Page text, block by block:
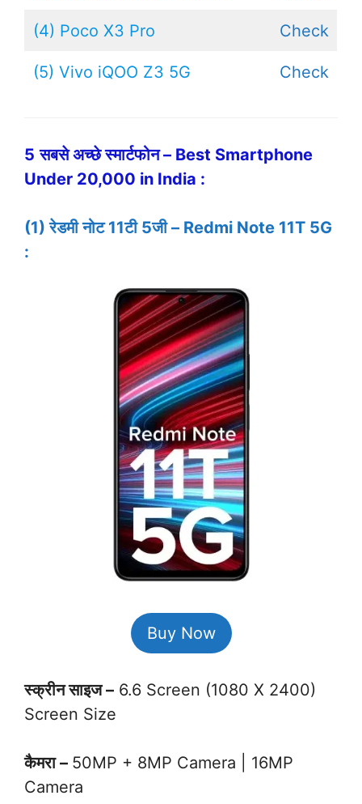
(4) Poco X3 Pro Check
(5) Vivo iQOO Z3 5G Check
5 सबसे अच्छे स्मार्टफोन – Best Smartphone
Under 20,000 in India :
(1) रेडमी नोट 11टी 5जी – Redmi Note 11T 5G
:
Buy Now
स्क्रीन साइज – 6.6 Screen (1080 X 2400)
Screen Size
कैमरा – 50MP + 8MP Camera | 16MP
Camera